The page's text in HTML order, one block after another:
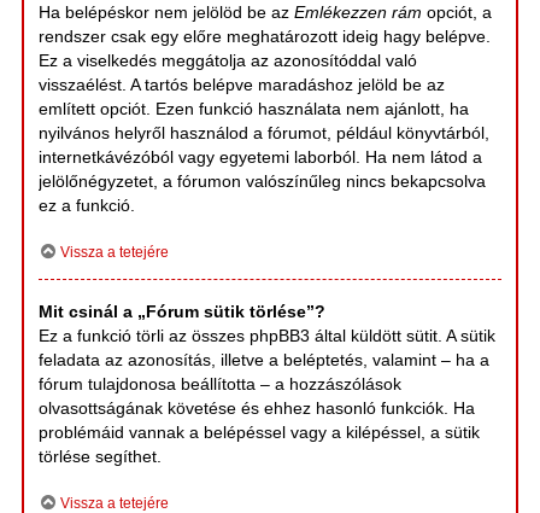
Ha belépéskor nem jelölöd be az Emlékezzen rám opciót, a
rendszer csak egy előre meghatározott ideig hagy belépve.
Ez a viselkedés meggátolja az azonosítóddal való
visszaélést. A tartós belépve maradáshoz jelöld be az
említett opciót. Ezen funkció használata nem ajánlott, ha
nyilvános helyről használod a fórumot, például könyvtárból,
internetkávézóból vagy egyetemi laborból. Ha nem látod a
jelölőnégyzetet, a fórumon valószínűleg nincs bekapcsolva
ez a funkció.
Vissza a tetejére
Mit csinál a „Fórum sütik törlése”?
Ez a funkció törli az összes phpBB3 által küldött sütit. A sütik
feladata az azonosítás, illetve a beléptetés, valamint – ha a
fórum tulajdonosa beállította – a hozzászólások
olvasottságának követése és ehhez hasonló funkciók. Ha
problémáid vannak a belépéssel vagy a kilépéssel, a sütik
törlése segíthet.
Vissza a tetejére